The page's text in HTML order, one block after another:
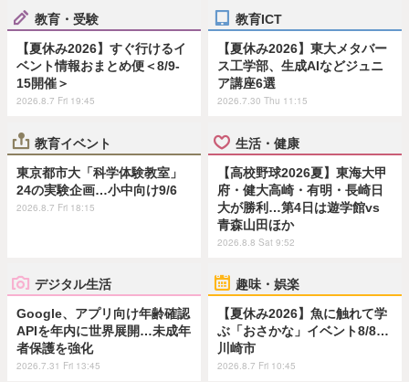
教育・受験
【夏休み2026】すぐ行けるイ
ベント情報おまとめ便＜8/9-
15開催＞
2026.8.7 Fri 19:45
教育ICT
【夏休み2026】東大メタバー
ス工学部、生成AIなどジュニ
ア講座6選
2026.7.30 Thu 11:15
教育イベント
東京都市大「科学体験教室」
24の実験企画…小中向け9/6
2026.8.7 Fri 18:15
生活・健康
【高校野球2026夏】東海大甲
府・健大高崎・有明・長崎日
大が勝利…第4日は遊学館vs
青森山田ほか
2026.8.8 Sat 9:52
デジタル生活
Google、アプリ向け年齢確認
APIを年内に世界展開…未成年
者保護を強化
2026.7.31 Fri 13:45
趣味・娯楽
【夏休み2026】魚に触れて学
ぶ「おさかな」イベント8/8…
川崎市
2026.8.7 Fri 10:45